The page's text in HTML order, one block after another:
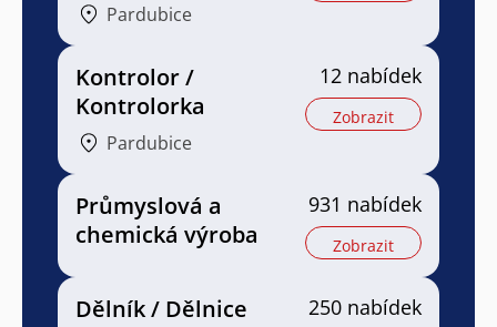
Pardubice
Kontrolor /
Kontrolorka
Pardubice
12 nabídek
Zobrazit
Průmyslová a
chemická výroba
931 nabídek
Zobrazit
Dělník / Dělnice 250 nabídek